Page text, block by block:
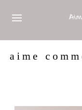
aime